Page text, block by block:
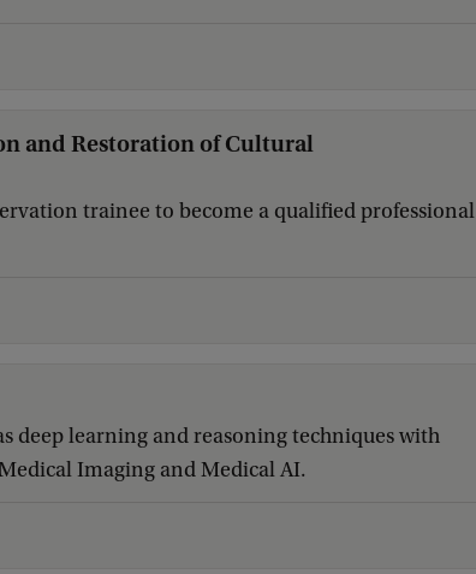
and Restoration of Cultural
trainee to become a qualified professional
deep learning and reasoning techniques with
Imaging and Medical AI.